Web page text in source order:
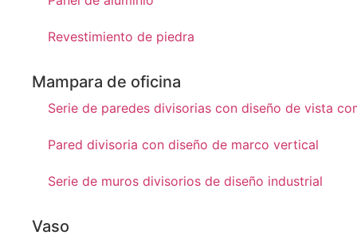
Revestimiento de piedra
Mampara de oficina
Serie de paredes divisorias con diseño de vista
Pared divisoria con diseño de marco vertical
Serie de muros divisorios de diseño industrial
Vaso